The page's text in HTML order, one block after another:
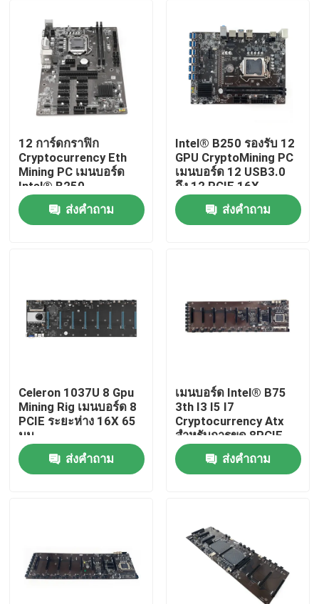
บ้าน
ทัวร์โรงงาน
ติดต่อเรา
ขออ้าง
PC แผงอุตสาหกรรม
12 การ์ดกราฟิก
Cryptocurrency Eth
Mining PC เมนบอร์ด
Intel® B250
ส่งคำถาม
Intel® B250 รองรับ 12
GPU CryptoMining PC
เมนบอร์ด 12 USB3.0
ถึง 12 PCIE 16X
ส่งคำถาม
Celeron 1037U 8 Gpu
Mining Rig เมนบอร์ด 8
PCIE ระยะห่าง 16X 65
มม.
ส่งคำถาม
เมนบอร์ด Intel® B75
3th I3 I5 I7
Cryptocurrency Atx
สำหรับการขุด 8PCIE
16X พร้อมช่องเว้นระยะ
ห่าง 65 มม.ส่งคำถาม